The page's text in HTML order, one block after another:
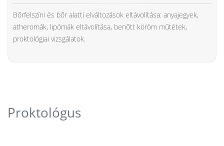
Bőrfelszíni és bőr alatti elváltozások eltávolítása: anyajegyek,
atheromák, lipómák eltávolítása, benőtt köröm műtétek,
proktológiai vizsgálatok.
Proktológus